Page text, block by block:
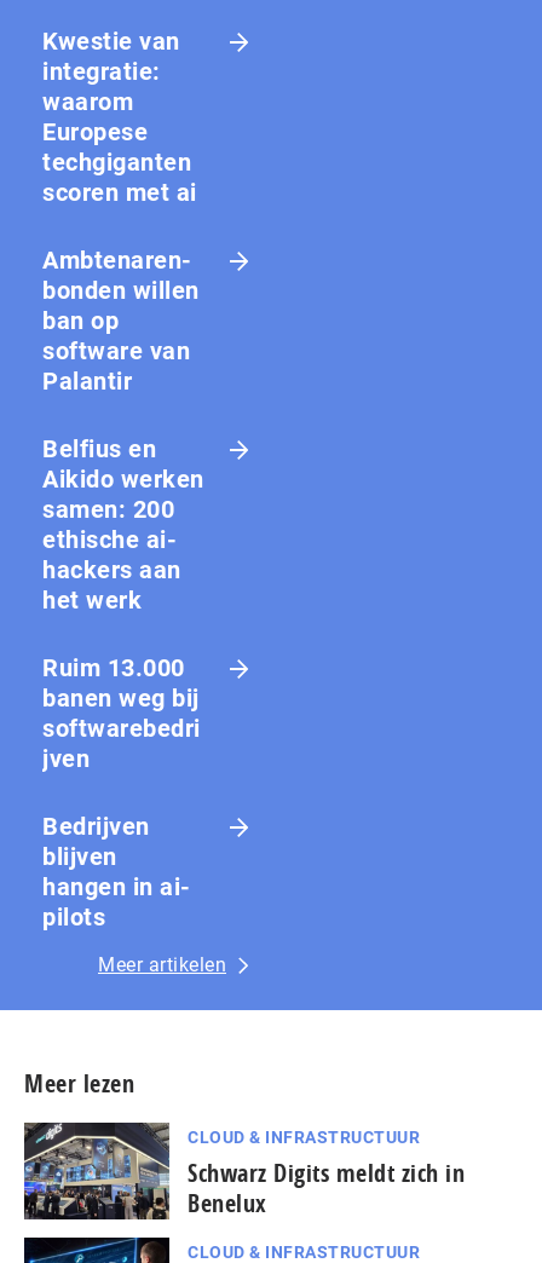
Kwestie van
integratie:
waarom
Europese
techgiganten
scoren met ai
Amb­te­na­ren­
bon­den willen
ban op
software van
Palantir
Belfius en
Aikido werken
samen: 200
ethische ai-
hackers aan
het werk
Ruim 13.000
banen weg bij
softwarebedri
jven
Bedrijven
blijven
hangen in ai-
pilots
Meer artikelen
Meer lezen
CLOUD & INFRASTRUCTUUR
Schwarz Digits meldt zich in
Benelux
CLOUD & INFRASTRUCTUUR